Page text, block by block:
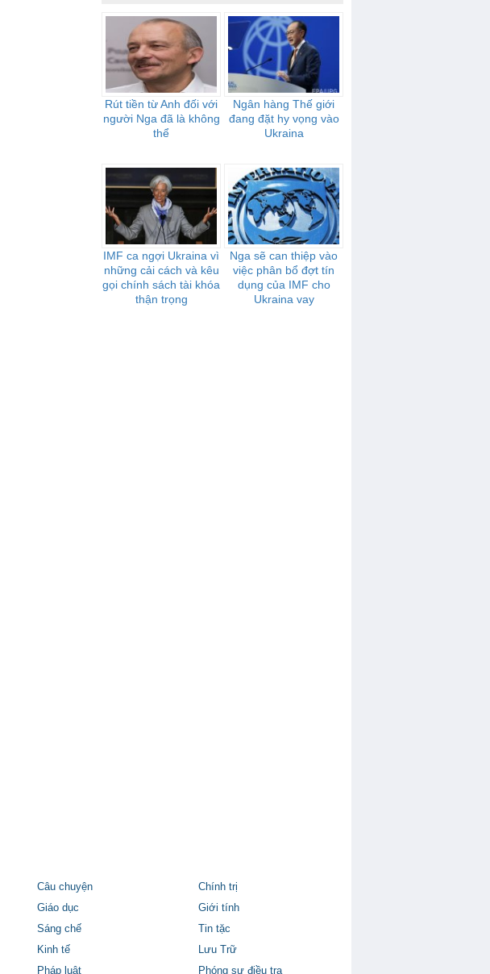
Rút tiền từ Anh đối với
người Nga đã là không
thể
Ngân hàng Thế giới
đang đặt hy vọng vào
Ukraina
IMF ca ngợi Ukraina vì
những cải cách và kêu
gọi chính sách tài khóa
thận trọng
Nga sẽ can thiệp vào
việc phân bổ đợt tín
dụng của IMF cho
Ukraina vay
Câu chuyện
Chính trị
Giáo dục
Giới tính
Sáng chế
Tin tặc
Kinh tế
Lưu Trữ
Pháp luật Phóng sự điều tra